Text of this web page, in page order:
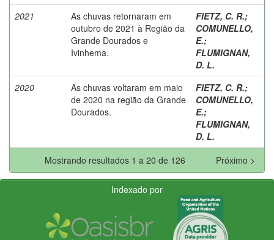
2021
As chuvas retornaram em
outubro de 2021 à Região da
Grande Dourados e
Ivinhema.
FIETZ, C. R.;
COMUNELLO,
E.;
FLUMIGNAN,
D. L.
2020
As chuvas voltaram em maio
de 2020 na região da Grande
Dourados.
FIETZ, C. R.;
COMUNELLO,
E.;
FLUMIGNAN,
D. L.
Mostrando resultados 1 a 20 de 126
Próximo >
Indexado por